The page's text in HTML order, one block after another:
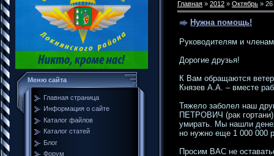
Меню сайта
Главная страница
Информация о сайте
Каталог файлов
Каталог статей
Блог
Форум
Главная » 2012 » Октябрь » 26
Нужна помощь!
Руководителям и
Дорогие друзья!
К Вам обращаются
Князев А.А. – вместе
Тяжело заболел наш
ПЕТРОВИЧ (рак
умирать. Мы нашли
но нужно еще 1 000 000
Просим ВАС не